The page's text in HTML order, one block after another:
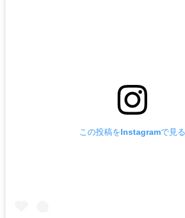
この投稿をInstagramで見る